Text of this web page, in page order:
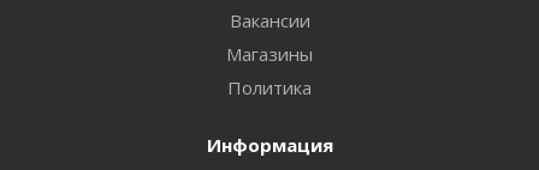
Вакансии
Магазины
Политика
Информация